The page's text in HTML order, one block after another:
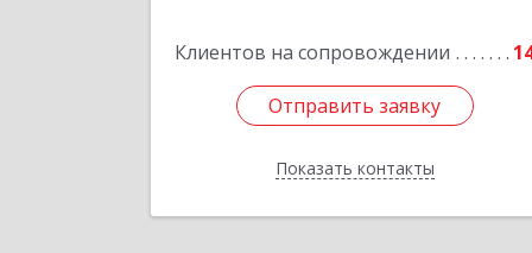
Клиентов на сопровождении
Отправить заявку
Показать контакты
Подробнее